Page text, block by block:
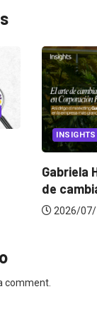
CANNES
Dos
jurado
2026/
comment.